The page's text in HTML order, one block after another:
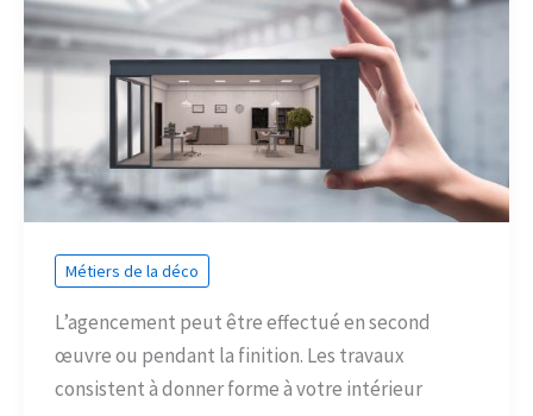
Métiers de la déco
L’agencement peut être effectué en second
œuvre ou pendant la finition. Les travaux
consistent à donner forme à votre intérieur